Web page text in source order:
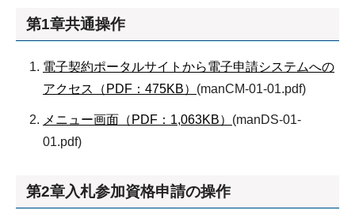
第1章共通操作
電子契約ポータルサイトから電子申請システムへの
アクセス（PDF：475KB） (manCM-01-01.pdf)
メニュー画面（PDF：1,063KB） (manDS-01-
01.pdf)
第2章入札参加資格申請の操作